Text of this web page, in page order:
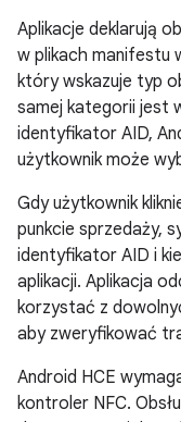
Aplikacje deklarują
w plikach manifestu
który wskazuje typ
samej kategorii jest
identyfikator AID,
użytkownik może
Gdy użytkownik
punkcie sprzedaży,
identyfikator AID i
aplikacji. Aplikacja
korzystać z
aby zweryfikować
Android HCE
kontroler NFC.